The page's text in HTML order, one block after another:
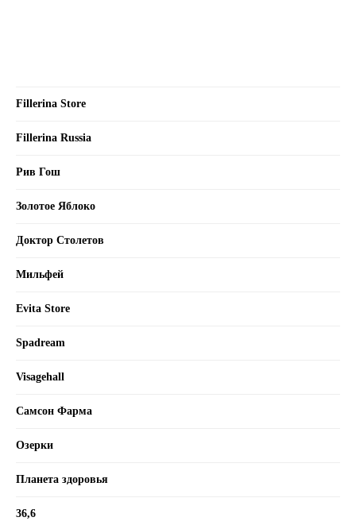
Fillerina Store
Fillerina Russia
Рив Гош
Золотое Яблоко
Доктор Столетов
Мильфей
Evita Store
Spadream
Visagehall
Самсон Фарма
Озерки
Планета здоровья
36,6